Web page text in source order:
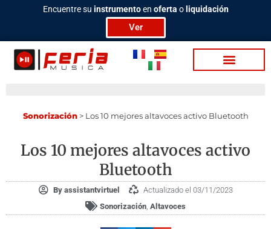
Encuentre su instrumentoen oferta o liquidación
Ver
Sonorización> Los 10 mejores altavoces activo Bluetooth
Los 10 mejores altavoces activo
Bluetooth
Byassistantvirtuel
Actualizado el 03/11/2023
Sonorización Altavoces